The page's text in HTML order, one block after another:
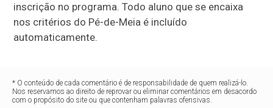
inscrição no programa. Todo aluno que se encaixa
nos critérios do Pé-de-Meia é incluído
automaticamente.
* O conteúdo de cada comentário é de responsabilidade de quem realizá-lo.
Nos reservamos ao direito de reprovar ou eliminar comentários em desacordo
com o propósito do site ou que contenham palavras ofensivas.